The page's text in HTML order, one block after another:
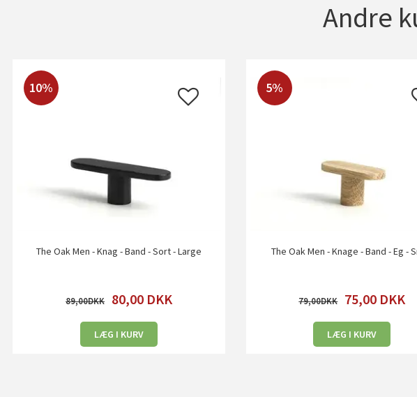
Andre
10%
The Oak Men - Knag - Band - Sort - Large
89,00 80,00 DKK
LÆG I KURV
5%
The Oak Men - Knage - Band - Eg -
79,00 75,00 DKK
LÆG I KURV